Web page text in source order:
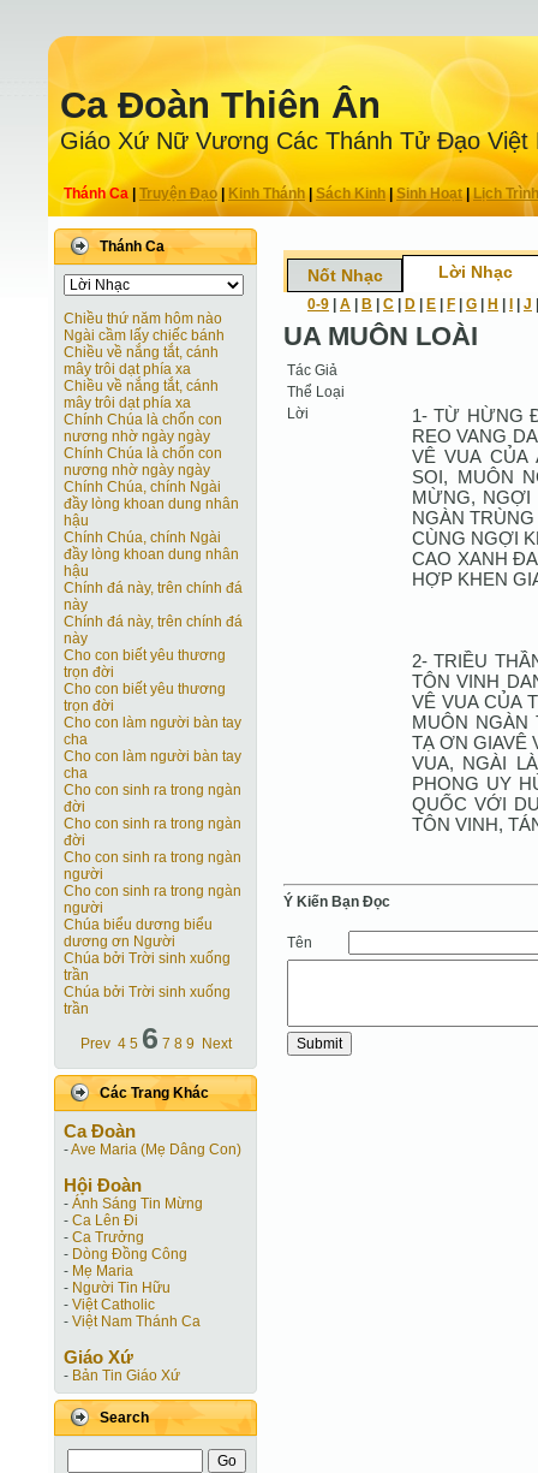
Ca Ðoàn Thiên Ân
Giáo Xứ Nữ Vương Các Thánh Tử Ðạo Việt
Thánh Ca Truyện Ðạo| Kinh Thánh Sách Kinh|Sinh Hoạt| Lịch Trình
Thánh Ca
Chiều thứ năm hôm nào
Ngài cầm lấy chiếc bánh
Chiều về nắng tắt, cánh
mây trôi dạt phía xa
Chiều về nắng tắt, cánh
mây trôi dạt phía xa
Chính Chúa là chốn con
nương nhờ ngày ngày
Chính Chúa là chốn con
nương nhờ ngày ngày
Chính Chúa, chính Ngài
đầy lòng khoan dung nhân
hậu
Chính Chúa, chính Ngài
đầy lòng khoan dung nhân
hậu
Chính đá này, trên chính đá
này
Chính đá này, trên chính đá
này
Cho con biết yêu thương
trọn đời
Cho con biết yêu thương
trọn đời
Cho con làm người bàn tay
cha
Cho con làm người bàn tay
cha
Cho con sinh ra trong ngàn
đời
Cho con sinh ra trong ngàn
đời
Cho con sinh ra trong ngàn
người
Cho con sinh ra trong ngàn
người
Chúa biểu dương biểu
dương ơn Người
Chúa bởi Trời sinh xuống
trần
Chúa bởi Trời sinh xuống
trần
Prev 4 5 6 7 8 9 Next
Các Trang Khác
Ca Ðoàn
-Ave Maria (Mẹ Dâng Con)
Hội Ðoàn
- Ánh Sáng Tin Mừng
- Ca Lên Đi
- Ca Trưởng
- Dòng Đồng Công
- Mẹ Maria
- Người Tin Hữu
- Việt Catholic
- Việt Nam Thánh Ca
Giáo Xứ
- Bản Tin Giáo Xứ
Search
Nốt Nhạc Lời Nhạc
0-9 A B C D E F G H J
UA MUÔN LOÀI
Tác Giả
Thể Loại
Lời
1- TỪ HỪNG
REO VANG
VÊ VUA CỦA
SOI, MUÔN
MỪNG, NGỢI
NGÀN
CÙNG NGỢI
CAO XANH
HỢP KHEN
2- TRIỀU
TÔN VINH
VÊ VUA CỦA
MUÔN NGÀN
TẠ ƠN GIAVÊ
VUA, NGÀI
PHONG UY
QUỐC VỚI
TÔN VINH,
Ý Kiến Bạn Ðọc
Tên